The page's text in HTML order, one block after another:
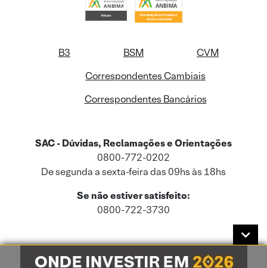
B3 BSM
CVM
Correspondentes Cambiais
Correspondentes Bancários
SAC - Dúvidas, Reclamações e Orientações
0800-772-0202
De segunda a sexta-feira das 09hs às 18hs
Se não estiver satisfeito:
0800-722-3730
Este site usa cookies e dados pessoais de acordo com a nossaPolítica de
Cookies
e a nossaPolítica de Privacidade.